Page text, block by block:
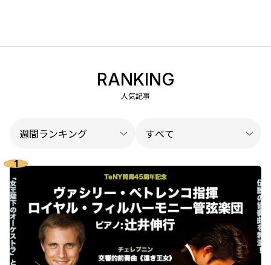
RANKING
人気記事